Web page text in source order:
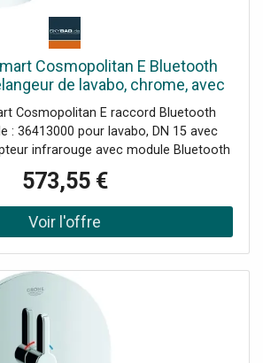
Cosmopolitan E Bluetooth
de lavabo, chrome, avec
mélange, infrarouge
Cosmopolitan E raccord Bluetooth
: 36413000 pour lavabo, DN 15 avec
infrarouge avec module Bluetooth
fonctions de lecture, de réglage et
à fiche 100-240 V AC, 50-
d'assemblage rapide Dispositif
verrouillage d'eau chaude réglable
avec Bluetooth® 4. 1930 * pour la
données sans fil pour les appareils
Portée Bluetooth jusqu'à 10 m selon
muraux et de sol utilisés Fonctions de
APP mot de passe de 10 produits via
573,55 €